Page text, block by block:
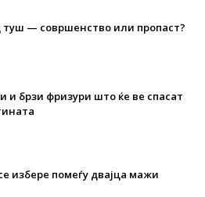
туш — совршенство или пропаст?
и брзи фризури што ќе ве спасат
избере помеѓу двајца мажи